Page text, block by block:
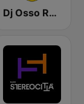
Dj Osso Radio